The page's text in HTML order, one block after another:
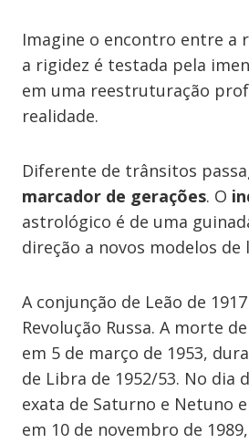
Imagine o encontro entre a
a rigidez é testada pela
em uma reestruturação
realidade.
Diferente de trânsitos
marcador de gerações. O
astrológico é de uma
direção a novos modelos de
A conjunção de Leão de
Revolução Russa. A morte
em 5 de março de 1953,
de Libra de 1952/53. No dia
exata de Saturno e Netuno
em 10 de novembro de